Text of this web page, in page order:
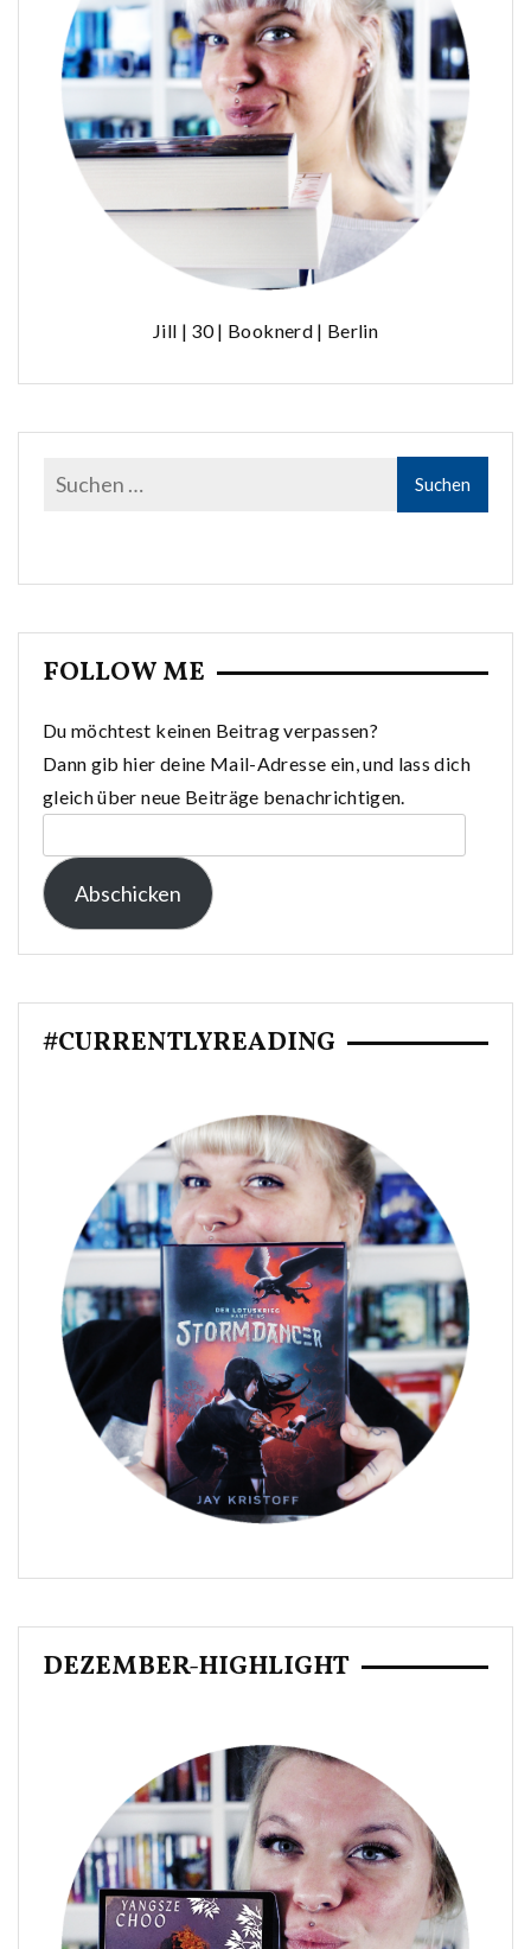
Jill | 30 | Booknerd | Berlin
FOLLOW ME
Du möchtest keinen Beitrag verpassen?
Dann gib hier deine Mail-Adresse ein, und lass dich
gleich über neue Beiträge benachrichtigen.
Mail-
Adresse:
Abschicken
#CURRENTLYREADING
DEZEMBER-HIGHLIGHT